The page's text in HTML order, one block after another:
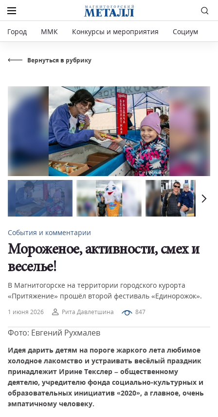
Город ММК Конкурсы и мероприятия Социум
Вернуться в рубрику
1 июня 2026 Рита Давлетшина 847
События и комментарии
Мороженое, активности, смех и
веселье!
В Магнитогорске на территории городского курорта
«Притяжение» прошёл второй фестиваль «Единорожок».
Фото: Евгений Рухмалев
Идея дарить детям на пороге жаркого лета любимое
холодное лакомство и устраивать весёлый праздник
принадлежит Ирине Текслер – общественному
деятелю, учредителю фонда социально-культурных и
образовательных инициатив «2020», а главное, очень
эмпатичному человеку.